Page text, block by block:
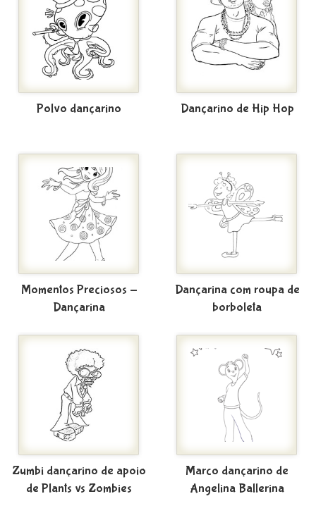
Polvo dançarino Dançarino de Hip Hop
Momentos Preciosos -
Dançarina
Dançarina com roupa de
borboleta
Zumbi dançarino de apoio
de Plants vs Zombies
Marco dançarino de
Angelina Ballerina